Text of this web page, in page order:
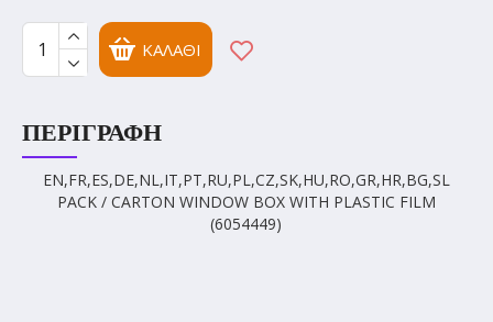
ΚΑΛΆΘΙ
ΠΕΡΙΓΡΑΦΉ
EN,FR,ES,DE,NL,IT,PT,RU,PL,CZ,SK,HU,RO,GR,HR,BG,SL
PACK / CARTON WINDOW BOX WITH PLASTIC FILM
(6054449)